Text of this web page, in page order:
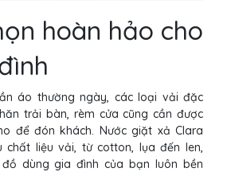
hoàn hảo cho
áo thường ngày, các loại vải đặc
trải bàn, rèm cửa cũng cần được
để đón khách. Nước giặt xả Clara
chất liệu vải, từ cotton, lụa đến len,
dùng gia đình của bạn luôn bền